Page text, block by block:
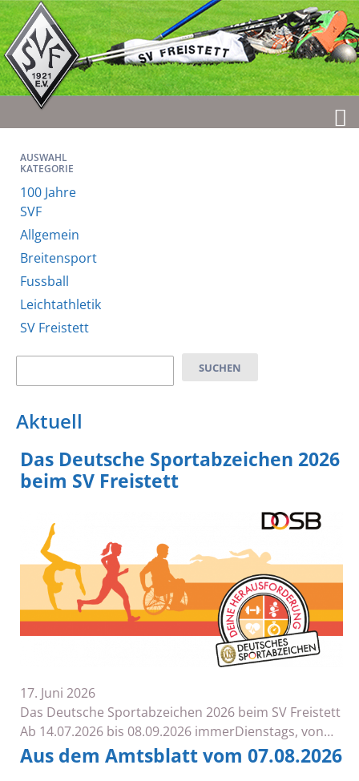
AUSWAHL
KATEGORIE
100 Jahre
SVF
Allgemein
Breitensport
Fussball
Leichtathletik
SV Freistett
Suchen SUCHEN
Aktuell
Das Deutsche Sportabzeichen 2026
beim SV Freistett
17. Juni 2026
Das Deutsche Sportabzeichen 2026 beim SV Freistett
Ab 14.07.2026 bis 08.09.2026 immerDienstags, von…
Aus dem Amtsblatt vom 07.08.2026